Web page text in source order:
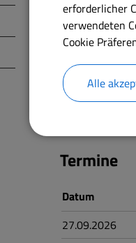
Termine
Datum
27.09.2026
erforderlicher
verwendeten
Cookie
Alle